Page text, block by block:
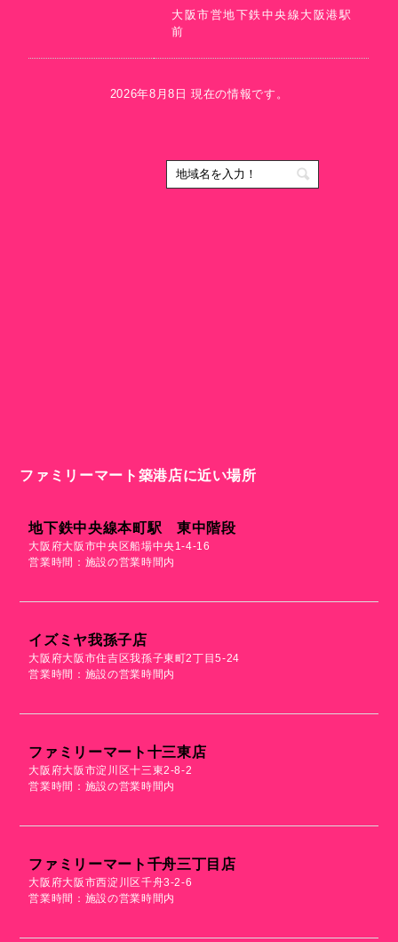
大阪市営地下鉄中央線大阪港駅
前
2026年8月8日 現在の情報です。
ファミリーマート築港店に近い場所
地下鉄中央線本町駅 東中階段
大阪府大阪市中央区船場中央1-4-16
営業時間：施設の営業時間内
イズミヤ我孫子店
大阪府大阪市住吉区我孫子東町2丁目5-24
営業時間：施設の営業時間内
ファミリーマート十三東店
大阪府大阪市淀川区十三東2-8-2
営業時間：施設の営業時間内
ファミリーマート千舟三丁目店
大阪府大阪市西淀川区千舟3-2-6
営業時間：施設の営業時間内